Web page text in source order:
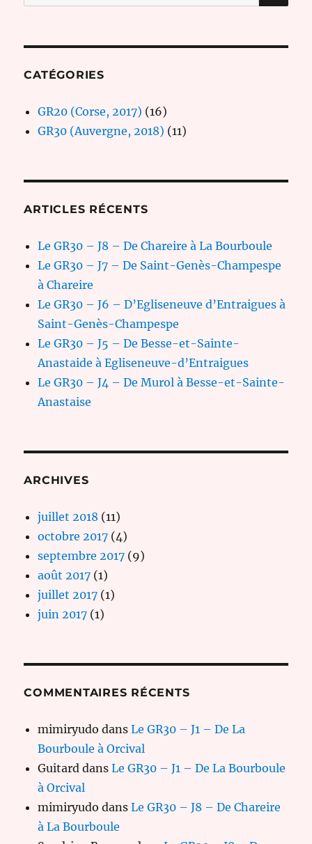
pour :
CATÉGORIES
GR20 (Corse, 2017) (16)
GR30 (Auvergne, 2018) (11)
ARTICLES RÉCENTS
Le GR30 – J8 – De Chareire à La Bourboule
Le GR30 – J7 – De Saint-Genès-Champespe
à Chareire
Le GR30 – J6 – D’Egliseneuve d’Entraigues à
Saint-Genès-Champespe
Le GR30 – J5 – De Besse-et-Sainte-
Anastaide à Egliseneuve-d’Entraigues
Le GR30 – J4 – De Murol à Besse-et-Sainte-
Anastaise
ARCHIVES
juillet 2018 (11)
octobre 2017 (4)
septembre 2017 (9)
août 2017 (1)
juillet 2017 (1)
juin 2017 (1)
COMMENTAIRES RÉCENTS
mimiryudo dansLe GR30 – J1 – De La
Bourboule à Orcival
Guitard dansLe GR30 – J1 – De La Bourboule
à Orcival
mimiryudo dansLe GR30 – J8 – De Chareire
à La Bourboule